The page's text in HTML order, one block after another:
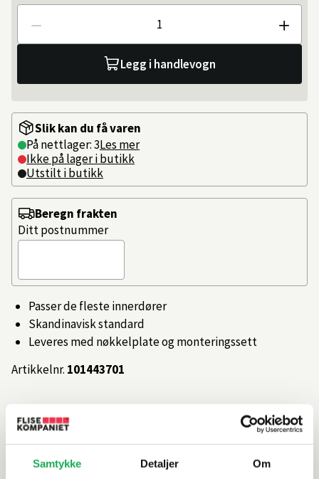
Samtykke Detaljer Om
Antall
Legg i handlevogn
Slik kan du få varen
På nettlager: 3Les mer
Ikke på lager i butikk
Utstilt i butikk
Passer de fleste innerdører
Skandinavisk standard
Leveres med nøkkelplate og monteringssett
Artikkelnr. 101443701
Beregn frakten
Ditt postnummer
Produktinformasjon
Spesifikasjoner